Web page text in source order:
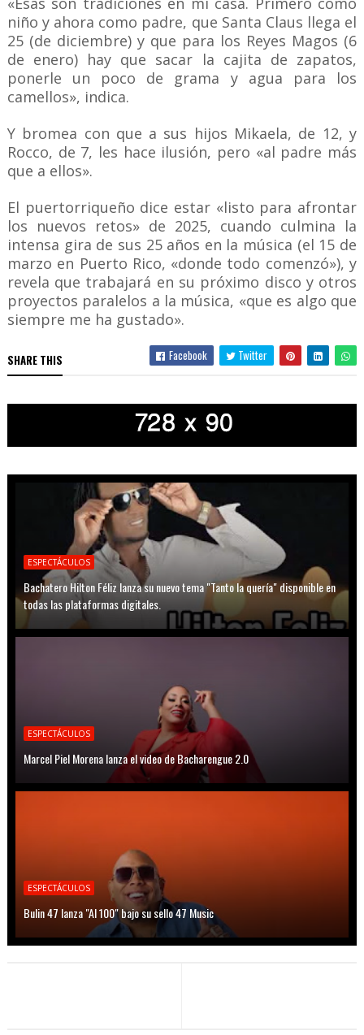
niño y ahora como padre, que Santa Claus llega el
25 (de diciembre) y que para los Reyes Magos (6
de enero) hay que sacar la cajita de zapatos,
ponerle un poco de grama y agua para los
camellos», indica.
Y bromea con que a sus hijos Mikaela, de 12, y
Rocco, de 7, les hace ilusión, pero «al padre más
que a ellos».
El puertorriqueño dice estar «listo para afrontar
los nuevos retos» de 2025, cuando culmina la
intensa gira de sus 25 años en la música (el 15 de
marzo en Puerto Rico, «donde todo comenzó»), y
revela que trabajará en su próximo disco y otros
proyectos paralelos a la música, «que es algo que
siempre me ha gustado».
SHARE THIS Facebook Twitter
ESPECTÁCULOS
Bachatero Hilton Féliz lanza su nuevo tema "Tanto la quería" disponible en
todas las plataformas digitales.
ESPECTÁCULOS
Marcel Piel Morena lanza el video de Bacharengue 2.0
ESPECTÁCULOS
Bulin 47 lanza "Al 100" bajo su sello 47 Music